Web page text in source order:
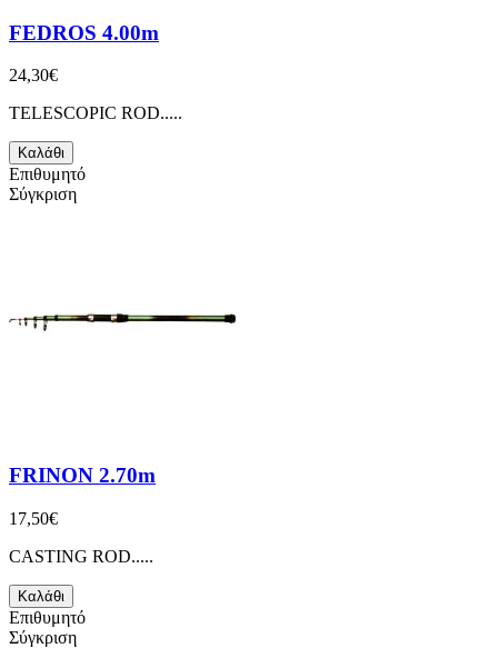
FEDROS 4.00m
24,30€
TELESCOPIC ROD.....
Καλάθι
Επιθυμητό
Σύγκριση
FRINON 2.70m
17,50€
CASTING ROD.....
Καλάθι
Επιθυμητό
Σύγκριση